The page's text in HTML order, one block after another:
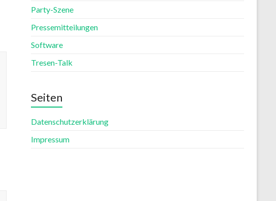
Party-Szene
Pressemitteilungen
Software
Tresen-Talk
Seiten
Datenschutzerklärung
Impressum